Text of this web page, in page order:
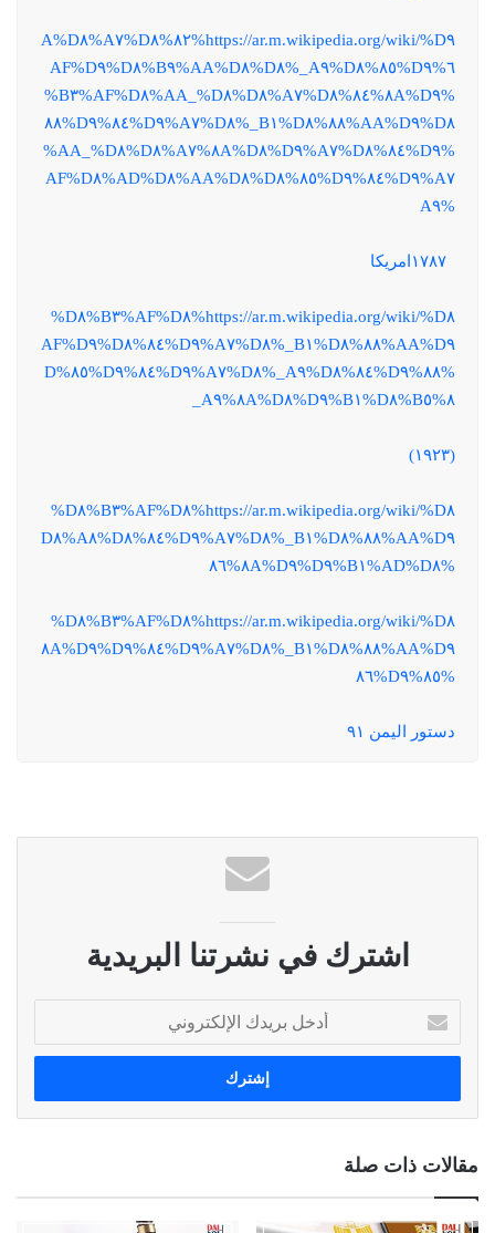
https://ar.m.wikipedia.org/wiki/%D٩%٨٢%D٨%A٧%D٨%A
٦%D٩%٨٥%D٨%A٩_%D٨%AA%D٨%B٩%D٨%AF%D٩
%٨A%D٩%٨٤%D٨%A٧%D٨%AA_%D٨%AF%D٨%B٣%
D٨%AA%D٩%٨٨%D٨%B١_%D٨%A٧%D٩%٨٤%D٩%٨٨
%D٩%٨٤%D٨%A٧%D٩%٨A%D٨%A٧%D٨%AA_%D٨%
A٧%D٩%٨٤%D٩%٨٥%D٨%AA%D٨%AD%D٨%AF%D٨
%A٩
https://ar.m.wikipedia.org/wiki/%D٨%AF%D٨%B٣%D٨%
AA%D٩%٨٨%D٨%B١_%D٨%A٧%D٩%٨٤%D٨%AF%D٩
%٨٨%D٩%٨٤%D٨%A٩_%D٨%A٧%D٩%٨٤%D٩%٨٥%D
٨%B٥%D٨%B١%D٩%٨A%D٨%A٩_
(١٩٢٣)
https://ar.m.wikipedia.org/wiki/%D٨%AF%D٨%B٣%D٨%
AA%D٩%٨٨%D٨%B١_%D٨%A٧%D٩%٨٤%D٨%A٨%D٨
%AD%D٨%B١%D٩%٨A%D٩%٨٦
https://ar.m.wikipedia.org/wiki/%D٨%AF%D٨%B٣%D٨%
AA%D٩%٨٨%D٨%B١_%D٨%A٧%D٩%٨٤%D٩%٨A%D٩
%٨٥%D٩%٨٦
دستور اليمن ٩١
اشترك في نشرتنا البريدية
خ
ب
د
ك
مقالات ذات صلة